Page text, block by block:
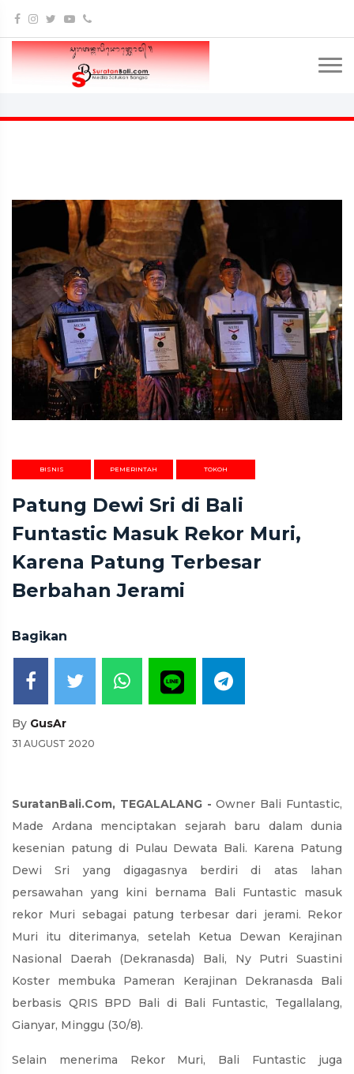
BISNIS PEMERINTAH TOKOH
Patung Dewi Sri di Bali
Funtastic Masuk Rekor Muri,
Karena Patung Terbesar
Berbahan Jerami
Bagikan
By GusAr
31 AUGUST 2020
SuratanBali.Com, TEGALALANG -Owner Bali Funtastic,
Made Ardana menciptakan sejarah baru dalam dunia
kesenian patung di Pulau Dewata Bali. Karena Patung
Dewi Sri yang digagasnya berdiri di atas lahan
persawahan yang kini bernama Bali Funtastic masuk
rekor Muri sebagai patung terbesar dari jerami. Rekor
Muri itu diterimanya, setelah Ketua Dewan Kerajinan
Nasional Daerah (Dekranasda) Bali, Ny Putri Suastini
Koster membuka Pameran Kerajinan Dekranasda Bali
berbasis QRIS BPD Bali di Bali Funtastic, Tegallalang,
Gianyar, Minggu (30/8).
Selain menerima Rekor Muri, Bali Funtastic juga